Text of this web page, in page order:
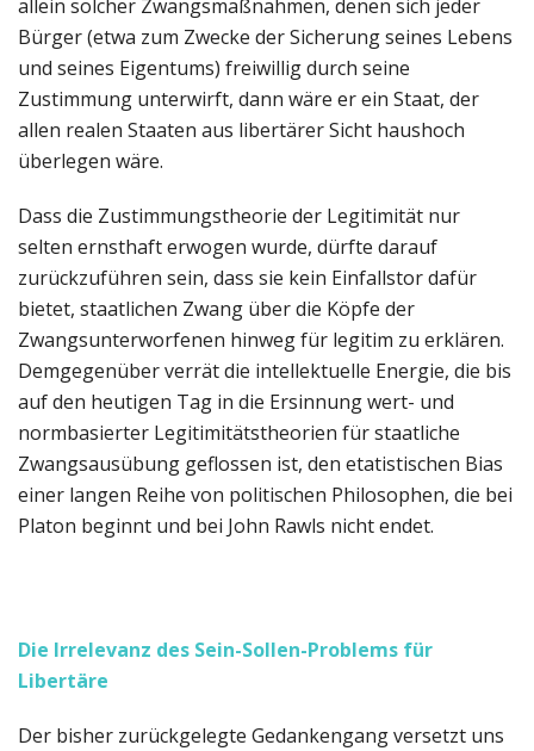
allein solcher Zwangsmaßnahmen, denen sich jeder
Bürger (etwa zum Zwecke der Sicherung seines Lebens
und seines Eigentums) freiwillig durch seine
Zustimmung unterwirft, dann wäre er ein Staat, der
allen realen Staaten aus libertärer Sicht haushoch
überlegen wäre.
Dass die Zustimmungstheorie der Legitimität nur
selten ernsthaft erwogen wurde, dürfte darauf
zurückzuführen sein, dass sie kein Einfallstor dafür
bietet, staatlichen Zwang über die Köpfe der
Zwangsunterworfenen hinweg für legitim zu erklären.
Demgegenüber verrät die intellektuelle Energie, die bis
auf den heutigen Tag in die Ersinnung wert- und
normbasierter Legitimitätstheorien für staatliche
Zwangsausübung geflossen ist, den etatistischen Bias
einer langen Reihe von politischen Philosophen, die bei
Platon beginnt und bei John Rawls nicht endet.
Die Irrelevanz des Sein-Sollen-Problems für
Libertäre
Der bisher zurückgelegte Gedankengang versetzt uns